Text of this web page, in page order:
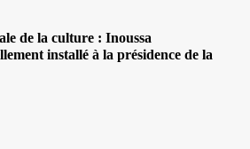
de la culture : Inoussa
installé à la présidence de la